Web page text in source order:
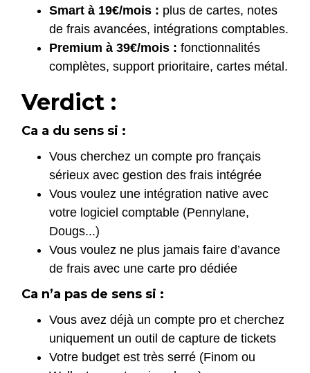
Smart à 19€/mois : plus de cartes, notes
de frais avancées, intégrations comptables.
Premium à 39€/mois : fonctionnalités
complètes, support prioritaire, cartes métal.
Verdict :
Ca a du sens si :
Vous cherchez un compte pro français
sérieux avec gestion des frais intégrée
Vous voulez une intégration native avec
votre logiciel comptable (Pennylane,
Dougs...)
Vous voulez ne plus jamais faire d’avance
de frais avec une carte pro dédiée
Ca n’a pas de sens si :
Vous avez déjà un compte pro et cherchez
uniquement un outil de capture de tickets
Votre budget est très serré (Finom ou